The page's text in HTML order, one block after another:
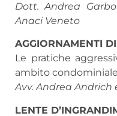
Dott. Andrea
Anaci Veneto
AGGIORNAMENTI
Le pratiche
ambito condominiale
Avv. Andrea Andrich
LENTE